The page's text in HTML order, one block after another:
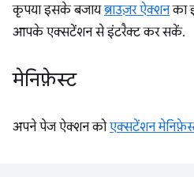
कृपया इसके बजायब्राउज़र ऐक्शनका
आपके एक्सटेंशन से इंटरैक्ट कर सकें.
मेनिफ़ेस्ट
अपने पेज ऐक्शन कोएक्सटेंशन